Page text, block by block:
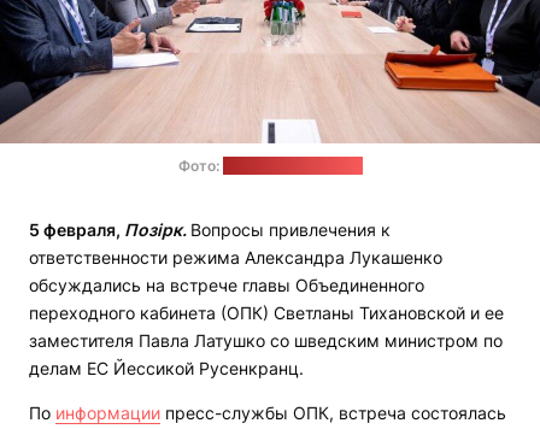
Фото:
5 февраля, Позірк. Вопросы привлечения к
ответственности режима Александра Лукашенко
обсуждались на встрече главы Объединенного
переходного кабинета (ОПК) Светланы Тихановской и ее
заместителя Павла Латушко со шведским министром по
делам ЕС Йессикой Русенкранц.
По информации пресс-службы ОПК, встреча состоялась